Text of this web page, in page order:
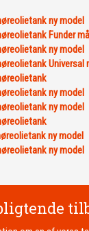
ny model
Funder
ny model
Universal
ny model
ny model
ny model
ny model​